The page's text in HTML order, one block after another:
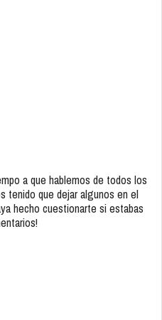
a que hablemos de todos los
tenido que dejar algunos en el
hecho cuestionarte si estabas